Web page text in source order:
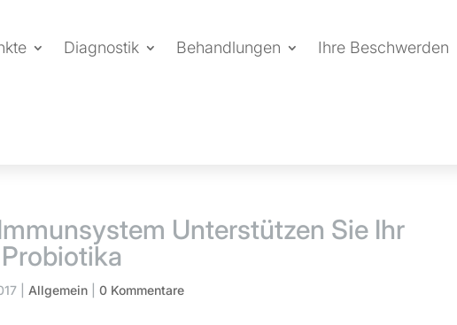
Diagnostik Behandlungen Ihre Beschwerden
Unterstützen Sie Ihr
Allgemein |0 Kommentare